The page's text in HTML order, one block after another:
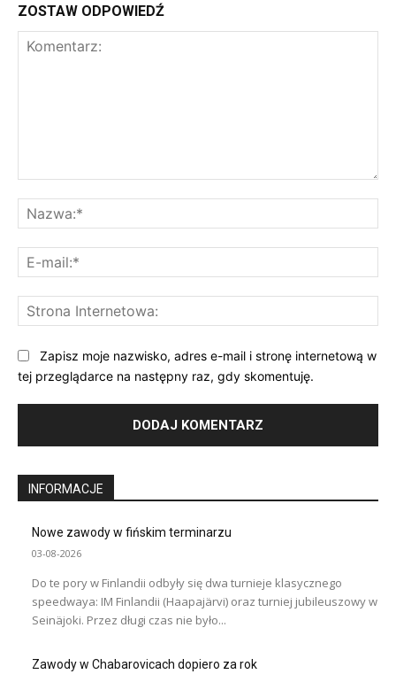
ZOSTAW ODPOWIEDŹ
Zapisz moje nazwisko, adres e-mail i stronę internetową w
tej przeglądarce na następny raz, gdy skomentuję.
INFORMACJE
Nowe zawody w fińskim terminarzu
03-08-2026
Do te pory w Finlandii odbyły się dwa turnieje klasycznego
speedwaya: IM Finlandii (Haapajärvi) oraz turniej jubileuszowy w
Seinäjoki. Przez długi czas nie było...
Zawody w Chabarovicach dopiero za rok